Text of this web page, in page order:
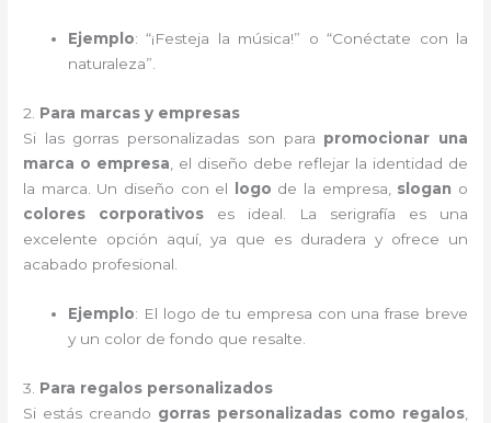
Ejemplo: “¡Festeja la música!” o “Conéctate con la
naturaleza”.
2. Para marcas y empresas
Si las gorras personalizadas son para promocionar una
marca o empresa, el diseño debe reflejar la identidad de
la marca. Un diseño con el
logo de la empresa, slogan o
colores corporativos es ideal. La serigrafía es una
excelente opción aquí, ya que es duradera y ofrece un
acabado profesional.
Ejemplo: El logo de tu empresa con una frase breve
y un color de fondo que resalte.
3. Para regalos personalizados
Si estás creando gorras personalizadas como regalos,